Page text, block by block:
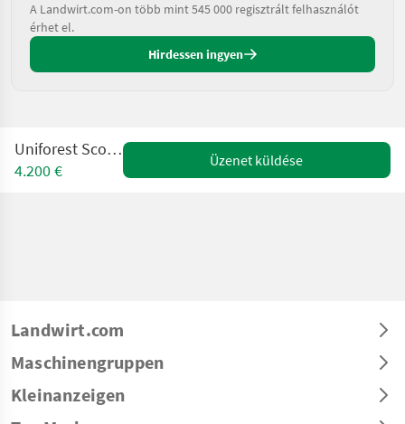
A Landwirt.com-on több mint 545 000 regisztrált felhasználót
érhet el.
Hirdessen ingyen
Uniforest Scorpion pro
4.200 €
Üzenet küldése
Landwirt.com
Maschinengruppen
Kleinanzeigen